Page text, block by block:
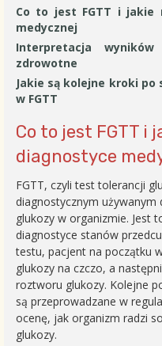
Co to jest FGTT i jakie
medycznej
Interpretacja
zdrowotne
Jakie są kolejne kroki po
w FGTT
Co to jest FGTT i
diagnostyce
FGTT, czyli test tolerancji
diagnostycznym
glukozy w organizmie. Jest
diagnostyce stanów
testu, pacjent na początku
glukozy na czczo, a
roztworu glukozy. Kolejne
są przeprowadzane w
ocenę, jak organizm radzi
glukozy.